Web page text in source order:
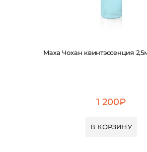
Маха Чохан квинтэссенция
1 200₽
В КОРЗИНУ